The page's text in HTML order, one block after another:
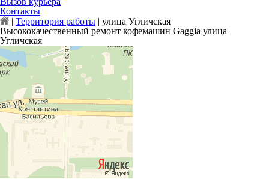
Контакты
| Территория работы | улица Угличская
Высококачественный ремонт кофемашин Gaggia улица
Угличская